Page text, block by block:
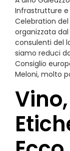
Infrastrutture e
Celebration
organizzata dal
consulenti del
siamo reduci
Consiglio
Meloni, molto